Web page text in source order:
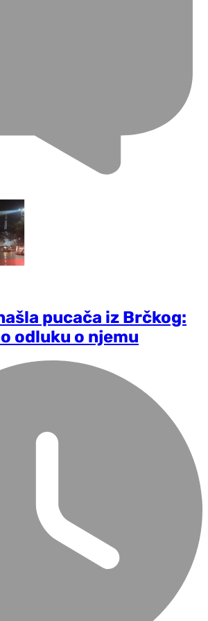
pucača iz Brčkog:
odluku o njemu